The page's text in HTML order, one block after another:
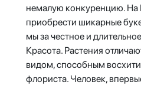
немалую конкуренцию. На
приобрести шикарные
мы за честное и
Красота. Растения
видом, способным
флориста. Человек,